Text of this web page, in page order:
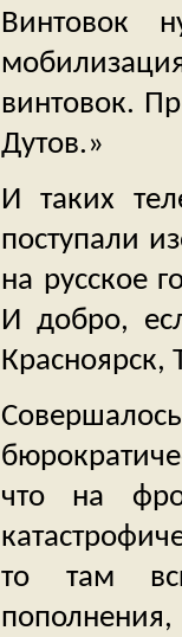
Винтовок
винтовок.
Дутов.»
И таких
поступали
на русское
И добро,
Красноярск,
что на
то там